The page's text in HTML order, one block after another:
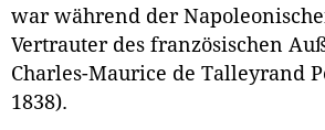
war während der
Vertrauter des französischen
Charles-Maurice de Talleyrand
1838).